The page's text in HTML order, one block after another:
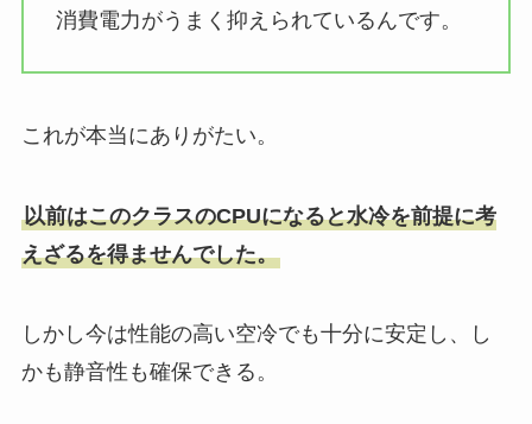
消費電力がうまく抑えられているんです。
これが本当にありがたい。
以前はこのクラスのCPUになると水冷を前提に考
えざるを得ませんでした。
しかし今は性能の高い空冷でも十分に安定し、し
かも静音性も確保できる。